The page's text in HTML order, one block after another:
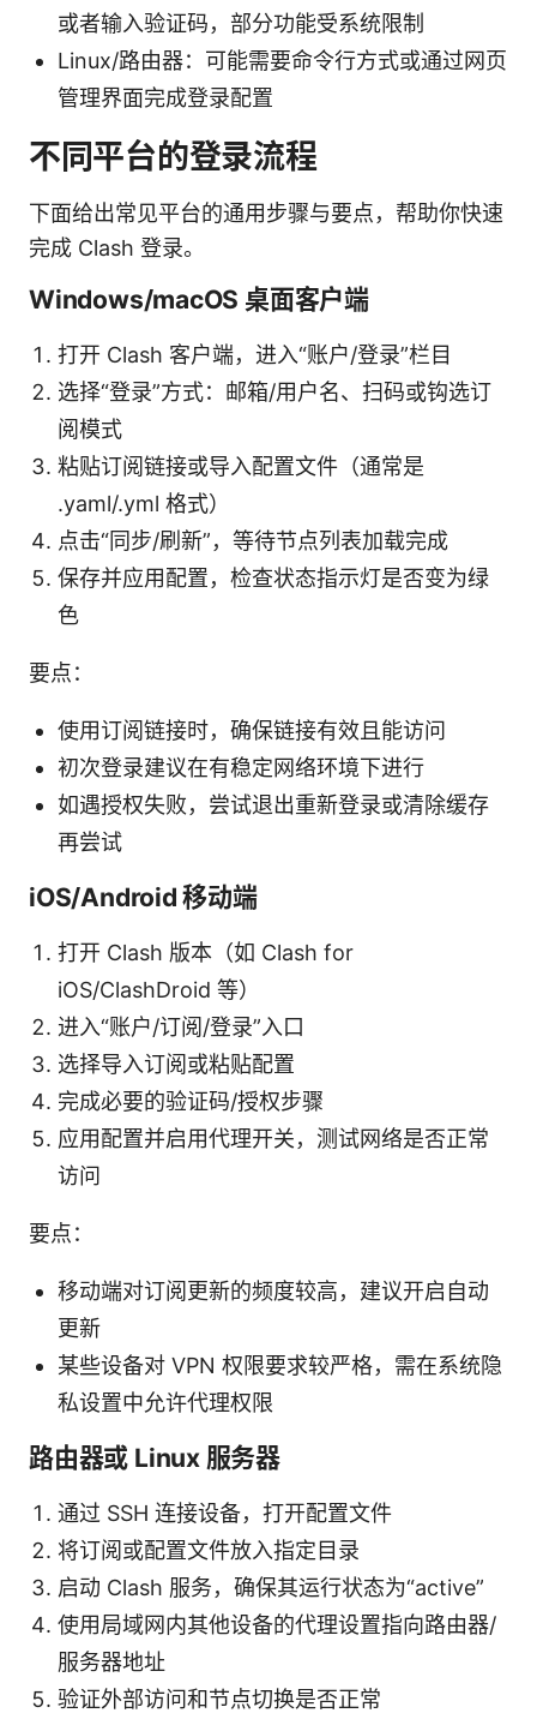
或者输入验证码，部分功能受系统限制
Linux/路由器：可能需要命令行方式或通过网页
管理界面完成登录配置
不同平台的登录流程
下面给出常见平台的通用步骤与要点，帮助你快速
完成 Clash 登录。
Windows/macOS 桌面客户端
打开 Clash 客户端，进入“账户/登录”栏目
选择“登录”方式：邮箱/用户名、扫码或钩选订
阅模式
粘贴订阅链接或导入配置文件（通常是
.yaml/.yml 格式）
点击“同步/刷新”，等待节点列表加载完成
保存并应用配置，检查状态指示灯是否变为绿
色
要点：
使用订阅链接时，确保链接有效且能访问
初次登录建议在有稳定网络环境下进行
如遇授权失败，尝试退出重新登录或清除缓存
再尝试
iOS/Android 移动端
打开 Clash 版本（如 Clash for
iOS/ClashDroid 等）
进入“账户/订阅/登录”入口
选择导入订阅或粘贴配置
完成必要的验证码/授权步骤
应用配置并启用代理开关，测试网络是否正常
访问
要点：
移动端对订阅更新的频度较高，建议开启自动
更新
某些设备对 VPN 权限要求较严格，需在系统隐
私设置中允许代理权限
路由器或 Linux 服务器
通过 SSH 连接设备，打开配置文件
将订阅或配置文件放入指定目录
启动 Clash 服务，确保其运行状态为“active”
使用局域网内其他设备的代理设置指向路由器/
服务器地址
验证外部访问和节点切换是否正常